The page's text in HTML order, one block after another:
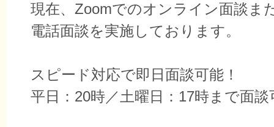
現在、Zoomでのオンライン面談ま
電話面談を実施しております。
スピード対応で即日面談可能！
平日：20時／土曜日：17時まで面